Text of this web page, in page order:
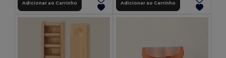
Adicionar ao Carrinho Adicionar ao Carrinho